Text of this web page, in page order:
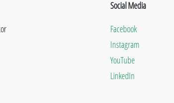
Social Media
Facebook
Instagram
YouTube
LinkedIn